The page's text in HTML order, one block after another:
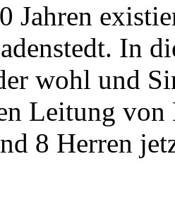
Jahren
In
wohl und
Leitung
8 Herren